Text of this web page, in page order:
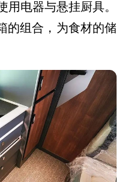
用电器与悬挂厨具。
的组合，为食材的储